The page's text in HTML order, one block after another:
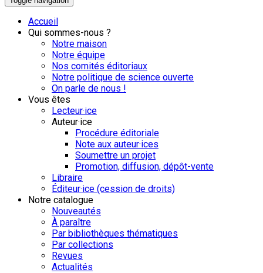
Accueil
Qui sommes-nous ?
Notre maison
Notre équipe
Nos comités éditoriaux
Notre politique de science ouverte
On parle de nous !
Vous êtes
Lecteur·ice
Auteur·ice
Procédure éditoriale
Note aux auteur·ices
Soumettre un projet
Promotion, diffusion, dépôt-vente
Libraire
Éditeur·ice (cession de droits)
Notre catalogue
Nouveautés
À paraître
Par bibliothèques thématiques
Par collections
Revues
Actualités